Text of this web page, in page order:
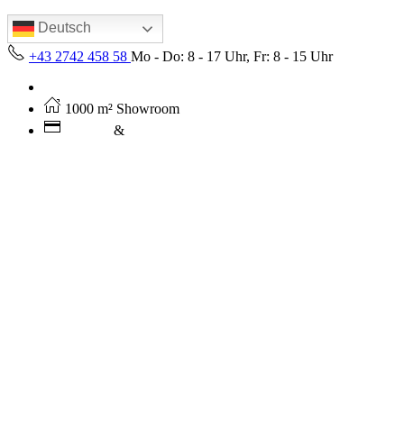
Deutsch
+43 2742 458 58 Mo - Do: 8 - 17 Uhr, Fr: 8 - 15 Uhr
1000 m² Showroom
&